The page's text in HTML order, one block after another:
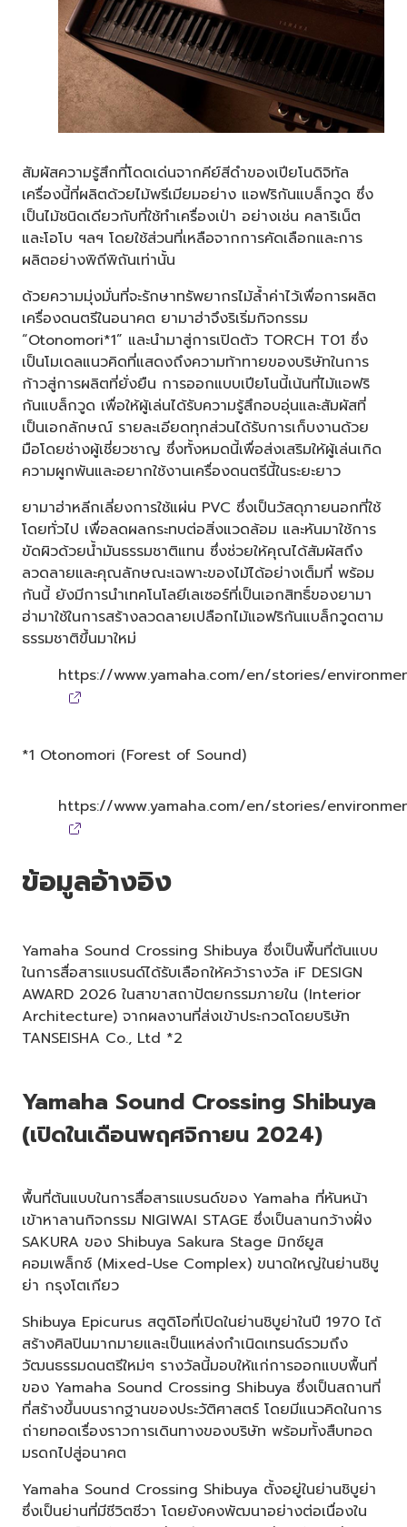
สัมผัสความรู้สึกที่โดดเด่นจากคีย์สีดำของเปียโนดิจิทัล
เครื่องนี้ที่ผลิตด้วยไม้พรีเมียมอย่าง แอฟริกันแบล็กวูด ซึ่ง
เป็นไม้ชนิดเดียวกับที่ใช้ทำเครื่องเป่า อย่างเช่น คลาริเน็ต
และโอโบ ฯลฯ โดยใช้ส่วนที่เหลือจากการคัดเลือกและการ
ผลิตอย่างพิถีพิถันเท่านั้น
ด้วยความมุ่งมั่นที่จะรักษาทรัพยากรไม้ล้ำค่าไว้เพื่อการผลิต
เครื่องดนตรีในอนาคต ยามาฮ่าจึงริเริ่มกิจกรรม
“Otonomori*1” และนำมาสู่การเปิดตัว TORCH T01 ซึ่ง
เป็นโมเดลแนวคิดที่แสดงถึงความท้าทายของบริษัทในการ
ก้าวสู่การผลิตที่ยั่งยืน การออกแบบเปียโนนี้เน้นที่ไม้แอฟริ
กันแบล็กวูด เพื่อให้ผู้เล่นได้รับความรู้สึกอบอุ่นและสัมผัสที่
เป็นเอกลักษณ์ รายละเอียดทุกส่วนได้รับการเก็บงานด้วย
มือโดยช่างผู้เชี่ยวชาญ ซึ่งทั้งหมดนี้เพื่อส่งเสริมให้ผู้เล่นเกิด
ความผูกพันและอยากใช้งานเครื่องดนตรีนี้ในระยะยาว
ยามาฮ่าหลีกเลี่ยงการใช้แผ่น PVC ซึ่งเป็นวัสดุภายนอกที่ใช้
โดยทั่วไป เพื่อลดผลกระทบต่อสิ่งแวดล้อม และหันมาใช้การ
ขัดผิวด้วยน้ำมันธรรมชาติแทน ซึ่งช่วยให้คุณได้สัมผัสถึง
ลวดลายและคุณลักษณะเฉพาะของไม้ได้อย่างเต็มที่ พร้อม
กันนี้ ยังมีการนำเทคโนโลยีเลเซอร์ที่เป็นเอกสิทธิ์ของยามา
ฮ่ามาใช้ในการสร้างลวดลายเปลือกไม้แอฟริกันแบล็กวูดตาม
ธรรมชาติขึ้นมาใหม่
https://www.yamaha.com/en/stories/
*1 Otonomori (Forest of Sound)
https://www.yamaha.com/en/stories/
ข้อมูลอ้างอิง
Yamaha Sound Crossing Shibuya ซึ่งเป็นพื้นที่ต้นแบบ
ในการสื่อสารแบรนด์ได้รับเลือกให้คว้ารางวัล iF DESIGN
AWARD 2026 ในสาขาสถาปัตยกรรมภายใน (Interior
Architecture) จากผลงานที่ส่งเข้าประกวดโดยบริษัท
TANSEISHA Co., Ltd *2
Yamaha Sound Crossing Shibuya
(เปิดในเดือนพฤศจิกายน 2024)
พื้นที่ต้นแบบในการสื่อสารแบรนด์ของ Yamaha ที่หันหน้า
เข้าหาลานกิจกรรม NIGIWAI STAGE ซึ่งเป็นลานกว้างฝั่ง
SAKURA ของ Shibuya Sakura Stage มิกซ์ยูส
คอมเพล็กซ์ (Mixed-Use Complex) ขนาดใหญ่ในย่านชิบู
ย่า กรุงโตเกียว
Shibuya Epicurus สตูดิโอที่เปิดในย่านชิบูย่าในปี 1970 ได้
สร้างศิลปินมากมายและเป็นแหล่งกำเนิดเทรนด์รวมถึง
วัฒนธรรมดนตรีใหม่ๆ รางวัลนี้มอบให้แก่การออกแบบพื้นที่
ของ Yamaha Sound Crossing Shibuya ซึ่งเป็นสถานที่
ที่สร้างขึ้นบนรากฐานของประวัติศาสตร์ โดยมีแนวคิดในการ
ถ่ายทอดเรื่องราวการเดินทางของบริษัท พร้อมทั้งสืบทอด
มรดกไปสู่อนาคต
Yamaha Sound Crossing Shibuya ตั้งอยู่ในย่านชิบูย่า
ซึ่งเป็นย่านที่มีชีวิตชีวา โดยยังคงพัฒนาอย่างต่อเนื่องใน